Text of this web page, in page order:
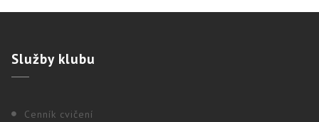
Službyklubu
Cenník cvičení